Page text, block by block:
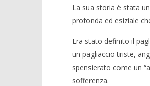
La sua storia è stata
profonda ed esiziale
Era stato definito il
un pagliaccio triste,
spensierato come un
sofferenza.